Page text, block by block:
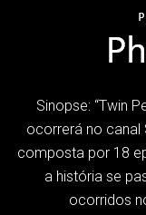
Sinopse: “Twin
ocorrerá no canal
composta por 18
a história se
ocorridos